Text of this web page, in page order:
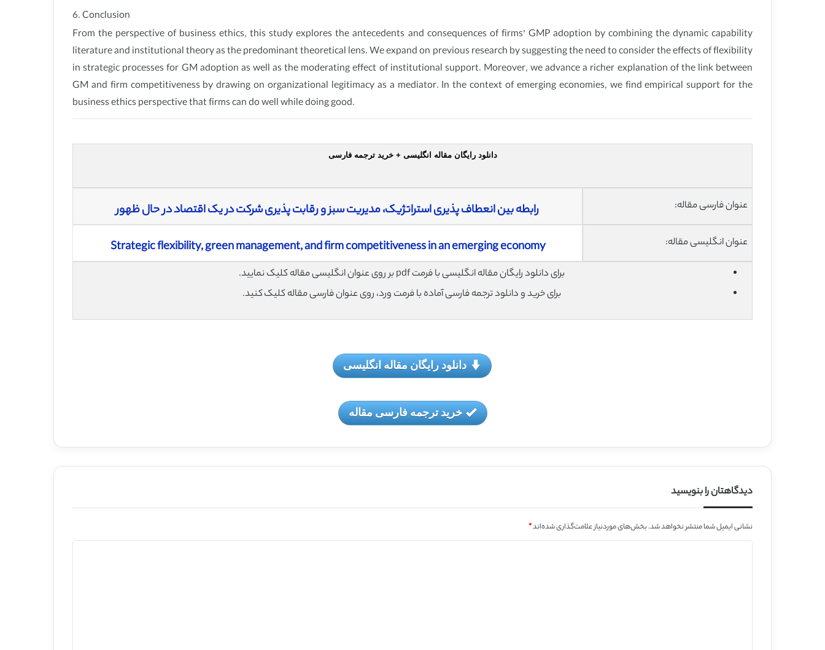
6. Conclusion
From the perspective of business ethics, this study explores the antecedents and consequences of firms’ GMP adoption by combining the dynamic capability
literature and institutional theory as the predominant theoretical lens. We expand on previous research by suggesting the need to consider the effects of flexibility
in strategic processes for GM adoption as well as the moderating effect of institutional support. Moreover, we advance a richer explanation of the link between
GM and firm competitiveness by drawing on organizational legitimacy as a mediator. In the context of emerging economies, we find empirical support for the
business ethics perspective that firms can do well while doing good.
دانلود رایگان مقاله انگلیسی + خرید ترجمه فارسی
عنوان فارسی مقاله: رابطه بین انعطاف پذیری استراتژیک، مدیریت سبز و رقابت پذیری شرکت در یک اقتصاد در حال ظهور
عنوان انگلیسی مقاله: Strategic flexibility, green management, and firm competitiveness in an emerging economy
برای دانلود رایگان مقاله انگلیسی با فرمت pdf بر روی عنوان انگلیسی مقاله کلیک نمایید.
برای خرید و دانلود ترجمه فارسی آماده با فرمت ورد، روی عنوان فارسی مقاله کلیک کنید.
دانلود رایگان مقاله انگلیسی
خرید ترجمه فارسی مقاله
دیدگاهتان را بنویسید
نشانی ایمیل شما منتشر نخواهد شد.بخش‌های موردنیاز علامت‌گذاری شده‌اند*